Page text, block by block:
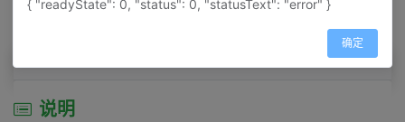
说明
{ "readyState": 0, "status": 0, "statusText": "error" }
确定